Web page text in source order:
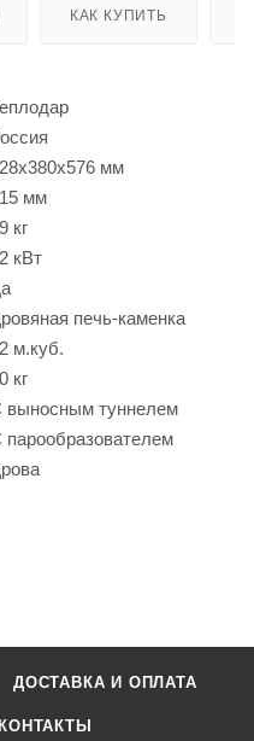
КАК КУПИТЬ
мм
мм
кг
кВт
печь-каменка
м.куб.
кг
выносным туннелем
парообразователем
ДОСТАВКА И ОПЛАТА
КОНТАКТЫ